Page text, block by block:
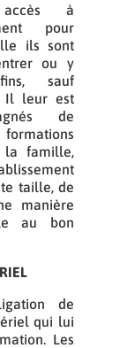
à
pour
ils sont
ou y
sauf
Il leur est
de
la famille,
taille, de
manière
au bon
de
qui lui
Les